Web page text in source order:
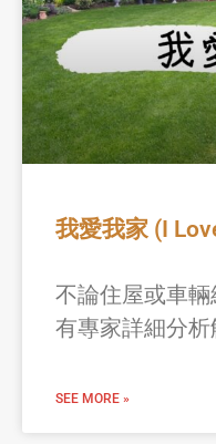
我愛我家 (I
不論住屋或車
有專家詳細分析
SEE MORE »